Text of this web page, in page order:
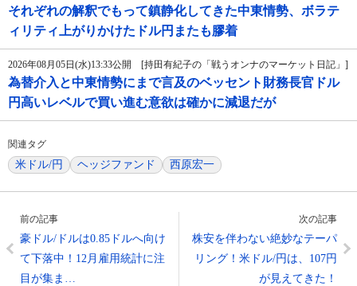
それぞれの解釈でもって鎮静化してきた中東情勢、ボラテ
ィリティ上がりかけたドル円またも膠着
2026年08月05日(水)13:33公開 [持田有紀子の「戦うオンナのマーケット日記」]
為替介入と中東情勢にまで言及のベッセント財務長官ドル
円高いレベルで買い進む意欲は確かに減退だが
関連タグ
米ドル/円 ヘッジファンド 西原宏一
前の記事
豪ドル/ドルは0.85ドルへ向け
て下落中！12月雇用統計に注
目が集ま…
次の記事
株安を伴わない絶妙なテーパ
リング！米ドル/円は、107円
が見えてきた！